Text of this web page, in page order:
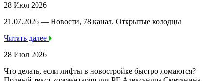
28 Июл 2026
21.07.2026 — Новости, 78 канал. Открытые колодцы
Читать далее
28 Июл 2026
Что делать, если лифты в новостройке быстро ломаются?